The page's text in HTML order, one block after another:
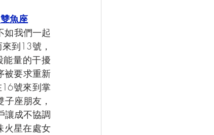
魚座
如我們一起
到13號，
量的干擾
被要求重新
號來到掌
座朋友，
讓成不協調
火星在處女